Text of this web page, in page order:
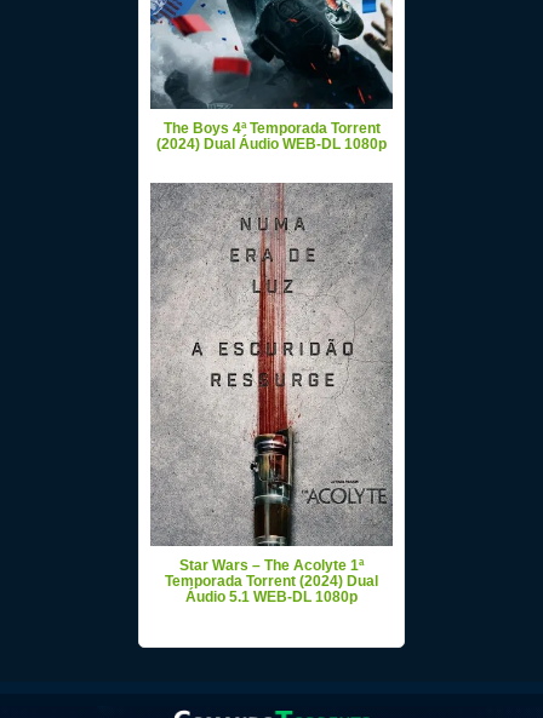
The Boys 4ª Temporada Torrent
(2024) Dual Áudio WEB-DL 1080p
Star Wars – The Acolyte 1ª
Temporada Torrent (2024) Dual
Áudio 5.1 WEB-DL 1080p